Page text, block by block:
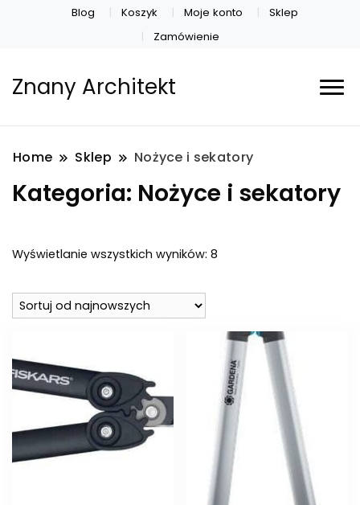
Blog Koszyk Moje konto
Sklep
Zamówienie
Znany Architekt
Home Sklep Nożyce i sekatory
Kategoria: Nożyce i sekatory
Wyświetlanie wszystkich wyników: 8